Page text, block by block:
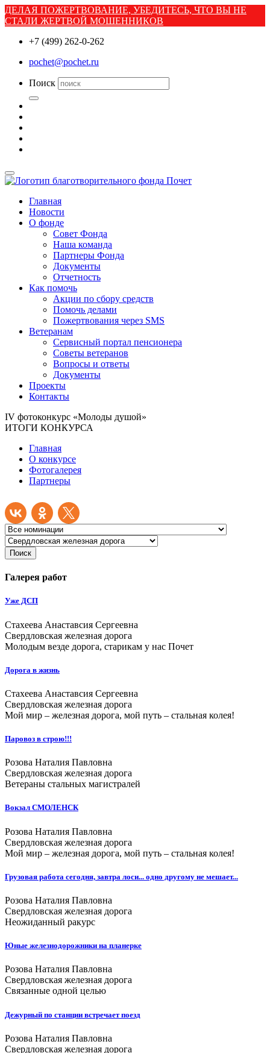
ДЕЛАЯ ПОЖЕРТВОВАНИЕ, УБЕДИТЕСЬ, ЧТО ВЫ НЕ
СТАЛИ ЖЕРТВОЙ МОШЕННИКОВ
+7 (499) 262-0-262
pochet@pochet.ru
Поиск
Главная
Новости
О фонде
Совет Фонда
Наша команда
Партнеры Фонда
Документы
Отчетность
Как помочь
Акции по сбору средств
Помочь делами
Пожертвования через SMS
Ветеранам
Сервисный портал пенсионера
Советы ветеранов
Вопросы и ответы
Документы
Проекты
Контакты
IV фотоконкурс «Молоды душой»
ИТОГИ КОНКУРСА
Главная
О конкурсе
Фотогалерея
Партнеры
Поиск
Галерея работ
Уже ДСП
Стахеева Анаставсия Сергеевна
Свердловская железная дорога
Молодым везде дорога, старикам у нас Почет
Дорога в жизнь
Стахеева Анаставсия Сергеевна
Свердловская железная дорога
Мой мир – железная дорога, мой путь – стальная колея!
Паровоз в строю!!!
Розова Наталия Павловна
Свердловская железная дорога
Ветераны стальных магистралей
Вокзал СМОЛЕНСК
Розова Наталия Павловна
Свердловская железная дорога
Мой мир – железная дорога, мой путь – стальная колея!
Грузовая работа сегодня, завтра лоси... одно другому не мешает...
Розова Наталия Павловна
Свердловская железная дорога
Неожиданный ракурс
Юные железнодорожники на планерке
Розова Наталия Павловна
Свердловская железная дорога
Связанные одной целью
Дежурный по станции встречает поезд
Розова Наталия Павловна
Свердловская железная дорога